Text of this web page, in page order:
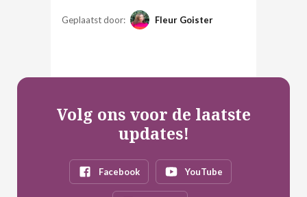
Geplaatst door: Fleur Goister
Volg ons voor de laatste
updates!
Facebook YouTube